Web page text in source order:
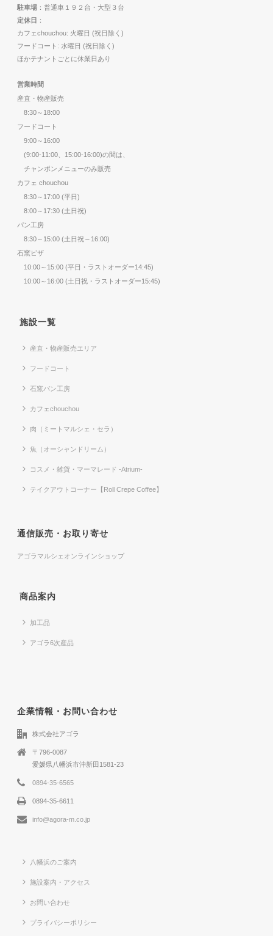
駐車場 ：普通車１９２台・大型３台
定休日 ：
カフェchouchou: 火曜日 (祝日除く)
フードコート: 水曜日 (祝日除く)
ほかテナントごとに休業日あり
営業時間
産直・物産販売
8:30～18:00
フードコート
9:00～16:00
(9:00-11:00、15:00-16:00)の間は、
チャンポンメニューのみ販売
カフェ chouchou
8:30～17:00 (平日)
8:00～17:30 (土日祝)
パン工房
8:30～15:00 (土日祝～16:00)
石窯ピザ
10:00～15:00 (平日・ラストオーダー14:45)
10:00～16:00 (土日祝・ラストオーダー15:45)
施設一覧
産直・物産販売エリア
フードコート
石窯パン工房
カフェchouchou
肉（ミートマルシェ・セラ）
魚（オーシャンドリーム）
コスメ・雑貨・マーマレード -Atrium-
テイクアウトコーナー【Roll Crepe Coffee】
通信販売・お取り寄せ
アゴラマルシェオンラインショップ
商品案内
加工品
アゴラ6次産品
企業情報・お問い合わせ
株式会社アゴラ
〒796-0087
愛媛県八幡浜市沖新田1581-23
0894-35-6565
0894-35-6611
info@agora-m.co.jp
八幡浜のご案内
施設案内・アクセス
お問い合わせ
プライバシーポリシー